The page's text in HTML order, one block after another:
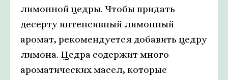
лимонной цедры. Чтобы придать
десерту интенсивный лимонный
аромат, рекомендуется добавить цедру
лимона. Цедра содержит много
ароматических масел, которые